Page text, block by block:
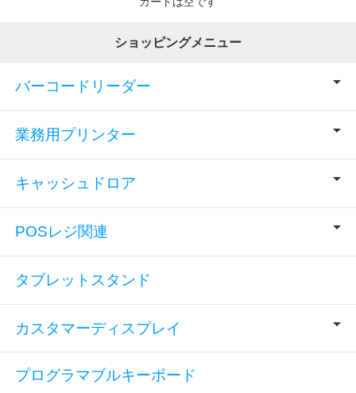
ショッピングメニュー
バーコードリーダー
業務用プリンター
キャッシュドロア
POSレジ関連
タブレットスタンド
カスタマーディスプレイ
プログラマブルキーボード